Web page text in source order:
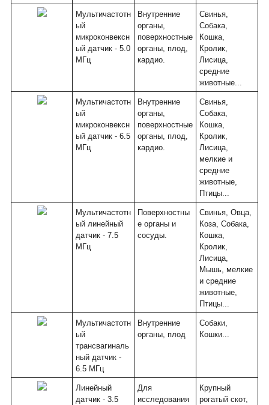
Мультичастотн
ый
микроконвексн
ый датчик - 5.0
МГц
Внутренние
органы,
поверхностные
органы, плод,
кардио.
Свинья,
Собака,
Кошка,
Кролик,
Лисица,
средние
животные...
Мультичастотн
ый
микроконвексн
ый датчик - 6.5
МГц
Внутренние
органы,
поверхностные
органы, плод,
кардио.
Свинья,
Собака,
Кошка,
Кролик,
Лисица,
мелкие и
средние
животные,
Птицы...
Мультичастотн
ый линейный
датчик - 7.5
МГц
Поверхностны
е органы и
сосуды.
Свинья, Овца,
Коза, Собака,
Кошка,
Кролик,
Лисица,
Мышь, мелкие
и средние
животные,
Птицы...
Мультичастотн
ый
трансвагиналь
ный датчик -
6.5 МГц
Внутренние
органы, плод
Собаки,
Кошки...
Линейный
датчик - 3.5
Для
исследования
Крупный
рогатый скот,